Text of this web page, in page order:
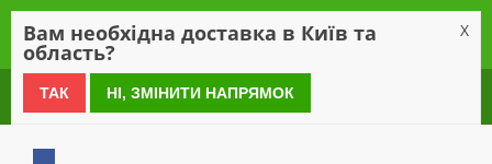
0 800 21 54 55
Вам необхідна доставка в Київ та
область?
X
ТАК НІ, ЗМІНИТИ НАПРЯМОК